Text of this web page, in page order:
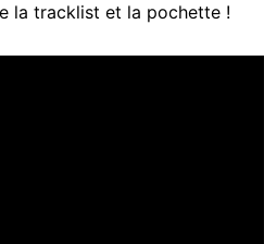
la tracklist et la pochette !